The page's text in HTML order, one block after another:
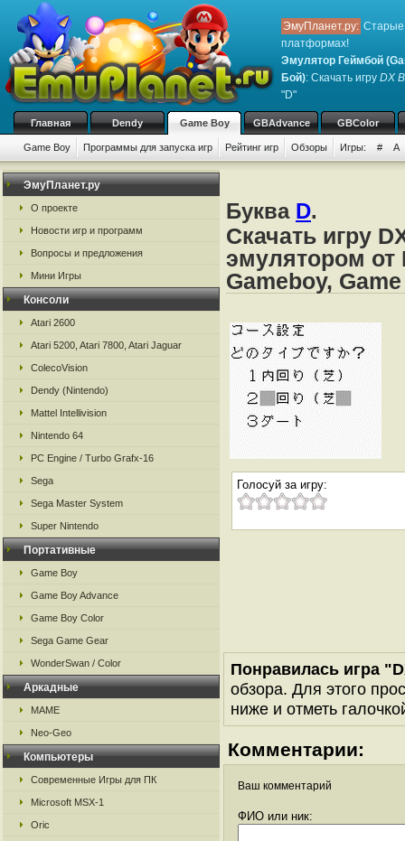
ЭмуПланет.ру: Старые
платформах!
Эмулятор Геймбой
Бой): Скачать игру DX
"D"
Главная Dendy Game Boy GBAdvance GBColor
Game Boy Программы для запуска игр Рейтинг игр Обзоры Игры: # A
ЭмуПланет.ру
О проекте
Новости игр и программ
Вопросы и предложения
Мини Игры
Консоли
Atari 2600
Atari 5200, Atari 7800, Atari Jaguar
ColecoVision
Dendy (Nintendo)
Mattel Intellivision
Nintendo 64
PC Engine / Turbo Grafx-16
Sega
Sega Master System
Super Nintendo
Портативные
Game Boy
Game Boy Advance
Game Boy Color
Sega Game Gear
WonderSwan / Color
Аркадные
MAME
Neo-Geo
Компьютеры
Современные Игры для ПК
Microsoft MSX-1
Oric
Буква D.
Скачать игру
эмулятором от
Gameboy,
Голосуй за игру:
Понравилась игра
обзора. Для этого
ниже и отметь
Комментарии:
Ваш комментарий
ФИО или ник: